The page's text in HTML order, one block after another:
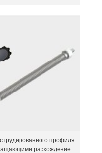
профиля
расхождение